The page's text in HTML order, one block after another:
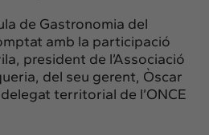
de Gastronomia del
amb la participació
president de l’Associació
del seu gerent, Òscar
territorial de l’ONCE